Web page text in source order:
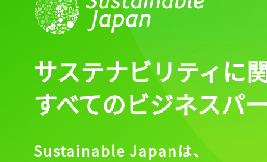
サステナビリティに
すべてのビジネスパ
Sustainable Japanは、